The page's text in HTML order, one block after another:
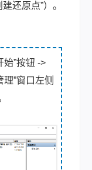
还原点”）。
始”按钮 ->
理”窗口左侧